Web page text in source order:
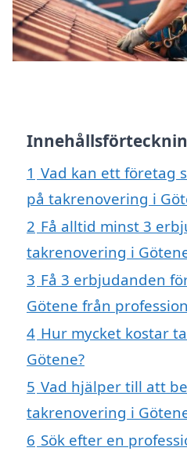
1 Vad kan ett företag
på takrenovering i
2 Få alltid minst 3
takrenovering i
3 Få 3 erbjudanden
Götene från
4 Hur mycket kostar
Götene?
5 Vad hjälper till att
takrenovering i
6 Sök efter en